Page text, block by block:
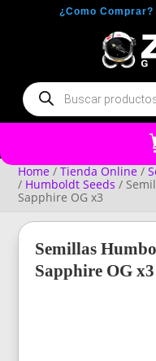
¿Como Comprar?
Búsqueda
de
productos
Home /Tienda Online /
/ Humboldt Seeds /
Sapphire OG x3
Semillas
Sapphire OG x3